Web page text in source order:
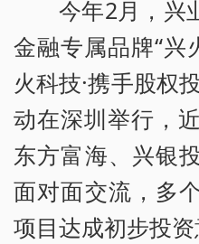
今年2月，兴
金融专属品牌“兴
火科技·携手股权
动在深圳举行，
东方富海、兴银
面对面交流，多
项目达成初步投资